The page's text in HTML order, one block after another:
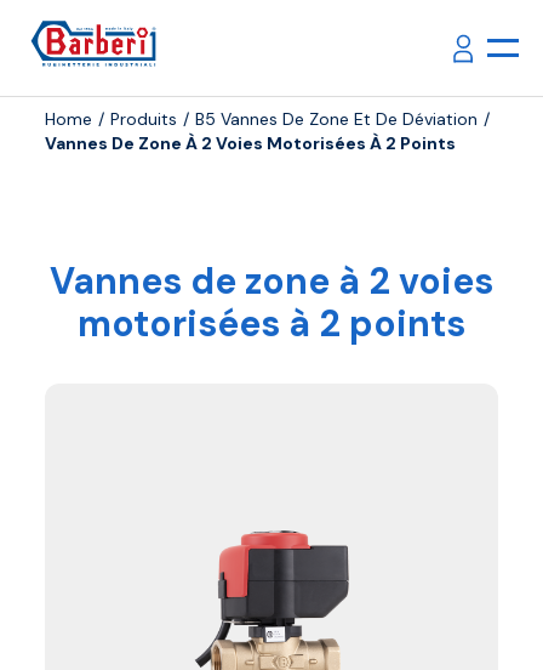
Home Produits
B5 Vannes De Zone Et De Déviation
Vannes De Zone À 2 Voies Motorisées À 2 Points
Vannes de zone à 2 voies
motorisées à 2 points